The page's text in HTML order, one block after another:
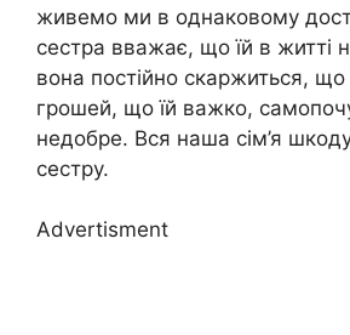
живемо ми в однаковому
сестра вважає, що їй в житті
вона постійно скаржиться, що
грошей, що їй важко,
недобре. Вся наша сім’я
сестру.
Advertisment